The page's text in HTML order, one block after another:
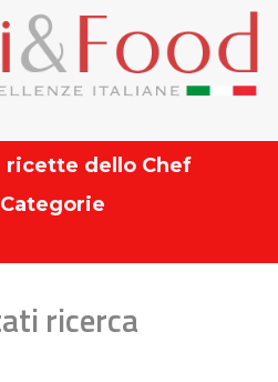
ricette dello Chef
Categorie
ricerca